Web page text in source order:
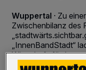
Wuppertal · Zu
Zwischenbilanz des
„InnenBandStadt“
(19. September